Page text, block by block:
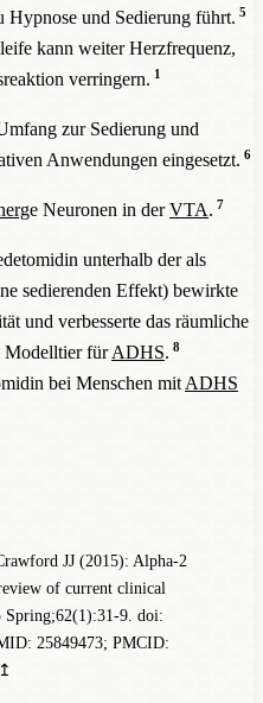
Hypnose und Sedierung führt. 5
kann weiter Herzfrequenz,
verringern. 1
zur Sedierung und
Anwendungen eingesetzt. 6
e Neuronen in derVTA. 7
unterhalb der als
sedierenden Effekt) bewirkte
und verbesserte das räumliche
Modelltier fürADHS. 8
bei Menschen mit ADHS
JJ (2015): Alpha-2
of current clinical
Spring;62(1):31-9. doi:
25849473; PMCID:
↥